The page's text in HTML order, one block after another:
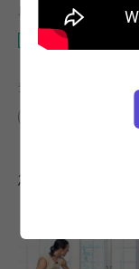
所需设备
万达椅
查找类似课程
您可能喜欢的